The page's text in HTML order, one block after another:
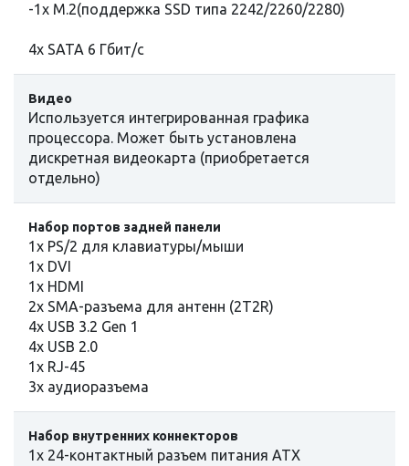
-1x M.2(поддержка SSD типа 2242/2260/2280)
4x SATA 6 Гбит/с
Видео
Используется интегрированная графика
процессора. Может быть установлена
дискретная видеокарта (приoбретается
отдельно)
Набор портов задней панели
1x PS/2 для клавиатуры/мыши
1x DVI
1x HDMI
2x SMA-разъема для антенн (2T2R)
4x USB 3.2 Gen 1
4x USB 2.0
1x RJ-45
3x аудиоразъема
Набор внутренних коннекторов
1x 24-контактный разъем питания ATX